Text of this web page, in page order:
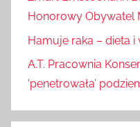
Honorowy Obywatel
Hamuje raka – dieta i
A.T. Pracownia
'penetrowała’